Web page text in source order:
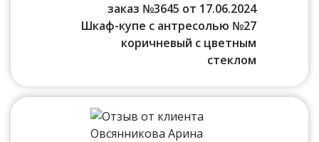
заказ №3645 от 17.06.2024
Шкаф-купе с антресолью №27
коричневый с цветным
стеклом